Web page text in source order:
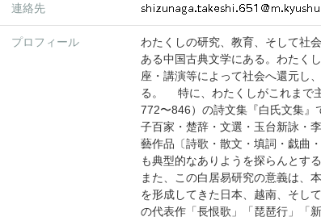
連絡先
プロフィール
わたくしの研究、教育、そして社
ある中国古典文学にある。わたく
座・講演等によって社会へ還元し
る。 特に、わたくしがこれまで
772〜846）の詩文集『白氏文集』
子百家・楚辞・文選・玉台新詠・
藝作品〔詩歌・散文・填詞・戯曲
も典型的なありようを探らんと
また、この白居易研究の意義は、
を形成してきた日本、越南、そし
の代表作「長恨歌」「琵琶行」「